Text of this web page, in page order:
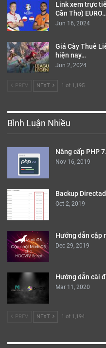
Link xem trực
Cần Thơ) EURO…
Jun 16, 2024
Giá Cày Thuê
hiện nay…
Jun 2, 2024
PREV NEXT 1 of 1,195
Bình Luận Nhiều
Nâng cấp PHP
Nov 16, 2019
Backup
Oct 2, 2019
Hướng dẫn cập
Dec 29, 2019
Hướng dẫn cài
Mar 11, 2020
PREV NEXT 1 of 1,194